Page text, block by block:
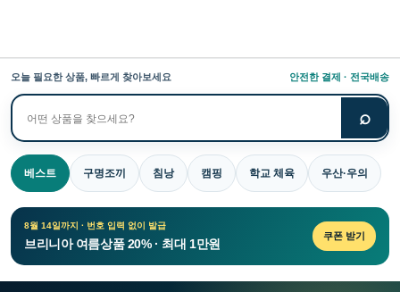
오늘 필요한 상품, 빠르게 찾아보세요 안전한 결제 · 전국배송
상
품
검
색
⌕
베스트 구명조끼 침낭 캠핑 학교 체육 우산·우의
8월 14일까지 · 번호 입력 없이 발급
브리니아 여름상품 20% · 최대 1만원
쿠폰 받기